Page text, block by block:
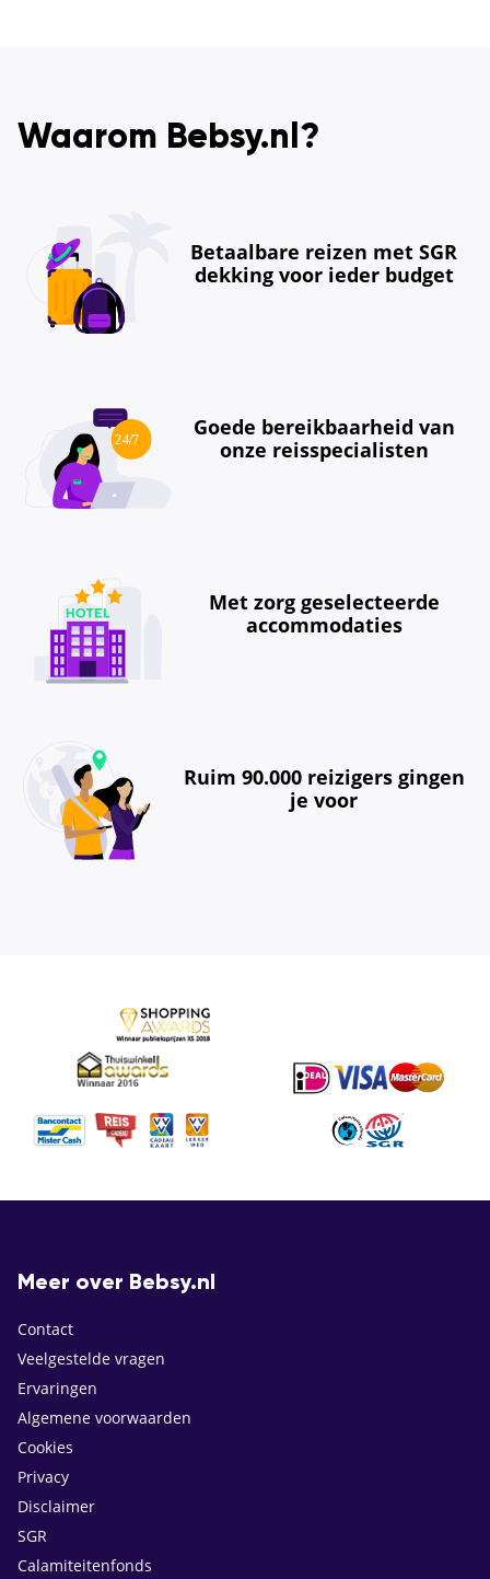
Waarom Bebsy.nl?
Betaalbare reizen met SGR
dekking voor ieder budget
Goede bereikbaarheid van
onze reisspecialisten
Met zorg geselecteerde
accommodaties
Ruim 90.000 reizigers gingen
je voor
Meer over Bebsy.nl
Contact
Veelgestelde vragen
Ervaringen
Algemene voorwaarden
Cookies
Privacy
Disclaimer
SGR
Calamiteitenfonds